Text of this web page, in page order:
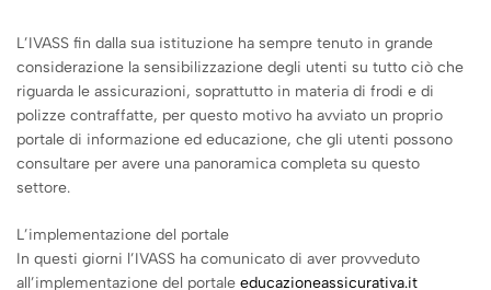
L’IVASS fin dalla sua istituzione ha sempre tenuto in grande
considerazione la sensibilizzazione degli utenti su tutto ciò che
riguarda le assicurazioni, soprattutto in materia di frodi e di
polizze contraffatte, per questo motivo ha avviato un proprio
portale di informazione ed educazione, che gli utenti possono
consultare per avere una panoramica completa su questo
settore.
L’implementazione del portale
In questi giorni l’IVASS ha comunicato di aver provveduto
all’implementazione del portale educazioneassicurativa.it